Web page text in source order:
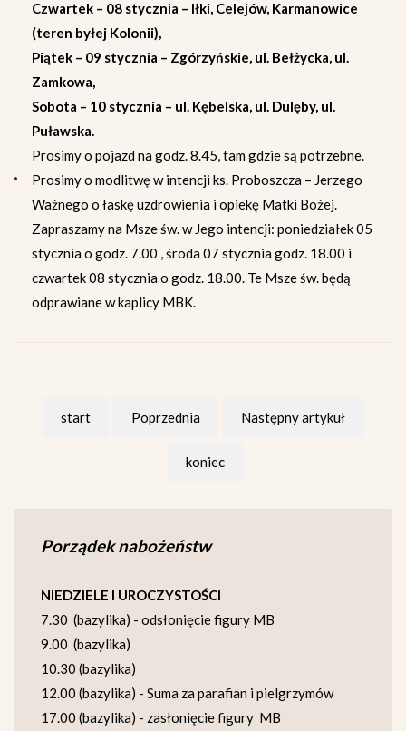
Czwartek – 08 stycznia – Iłki, Celejów, Karmanowice
(teren byłej Kolonii),
Piątek – 09 stycznia – Zgórzyńskie, ul. Bełżycka, ul.
Zamkowa,
Sobota – 10 stycznia – ul. Kębelska, ul. Dulęby, ul.
Puławska.
Prosimy o pojazd na godz. 8.45, tam gdzie są potrzebne.
Prosimy o modlitwę w intencji ks. Proboszcza – Jerzego
Ważnego o łaskę uzdrowienia i opiekę Matki Bożej.
Zapraszamy na Msze św. w Jego intencji: poniedziałek 05
stycznia o godz. 7.00 , środa 07 stycznia godz. 18.00 i
czwartek 08 stycznia o godz. 18.00. Te Msze św. będą
odprawiane w kaplicy MBK.
start Poprzednia Następny artykuł
koniec
Porządek nabożeństw
NIEDZIELE I UROCZYSTOŚCI
7.30 (bazylika) - odsłonięcie figury MB
9.00 (bazylika)
10.30 (bazylika)
12.00 (bazylika) - Suma za parafian i pielgrzymów
17.00 (bazylika) - zasłonięcie figury MB